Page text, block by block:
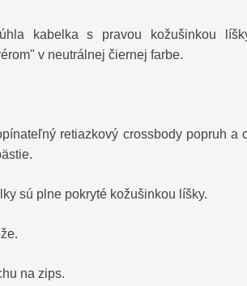
kabelka s pravou kožušinkou
v neutrálnej čiernej farbe.
retiazkový crossbody popruh a
sú plne pokryté kožušinkou líšky.
na zips.